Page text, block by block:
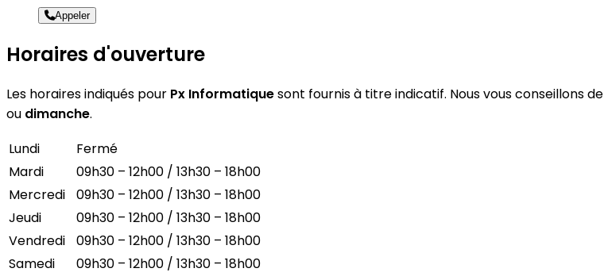
Appeler
Horaires d'ouverture
Les horaires indiqués pour Px Informatiquesont fournis à titre indicatif. Nous vous conseillons de
ou dimanche.
Lundi
Fermé
Mardi
09h30 – 12h00 / 13h30 – 18h00
Mercredi
09h30 – 12h00 / 13h30 – 18h00
Jeudi
09h30 – 12h00 / 13h30 – 18h00
Vendredi
09h30 – 12h00 / 13h30 – 18h00
Samedi
09h30 – 12h00 / 13h30 – 18h00